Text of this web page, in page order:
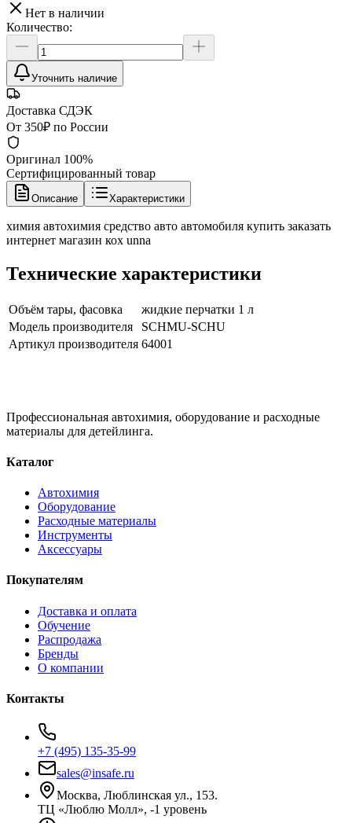
Нет в наличии
Количество:
Уточнить наличие
Доставка СДЭК
От 350₽ по России
Оригинал 100%
Сертифицированный товар
Описание Характеристики
химия автохимия средство авто автомобиля купить заказать
интернет магазин кох unna
Технические характеристики
Объём тары, фасовка
жидкие перчатки 1 л
Модель производителя
SCHMU-SCHU
Артикул производителя 64001
Профессиональная автохимия, оборудование и расходные
материалы для детейлинга.
Каталог
Автохимия
Оборудование
Расходные материалы
Инструменты
Аксессуары
Покупателям
Доставка и оплата
Обучение
Распродажа
Бренды
О компании
Контакты
+7 (495) 135-35-99
sales@insafe.ru
Москва, Люблинская ул., 153.
ТЦ «Люблю Молл», -1 уровень